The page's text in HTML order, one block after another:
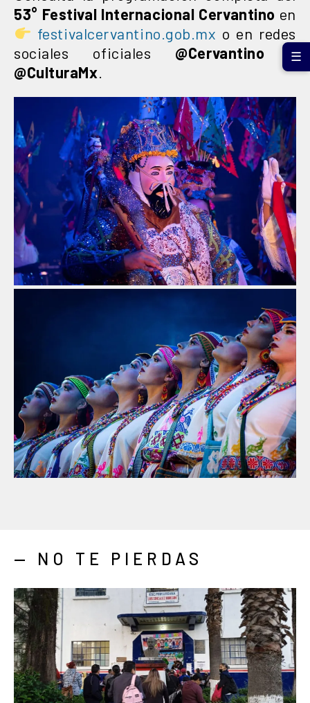
53° Festival Internacional Cervantino en
festivalcervantino.gob.mx o en redes
sociales oficiales @Cervantino y
@CulturaMx
— NO TE PIERDAS
☰